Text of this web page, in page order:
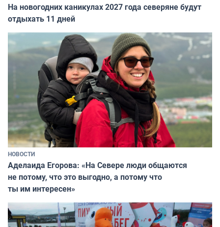
На новогодних каникулах 2027 года северяне будут
отдыхать 11 дней
НОВОСТИ
Аделаида Егорова: «На Севере люди общаются
не потому, что это выгодно, а потому что
ты им интересен»